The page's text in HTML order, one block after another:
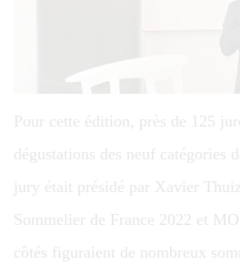
Pour cette édition, près de 125
dégustations des neuf catégories
jury était présidé par Xavier
Sommelier de France 2022 et
côtés figuraient de nombreux